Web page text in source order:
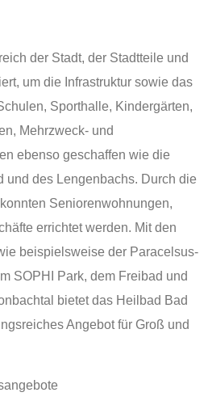
der Stadt, der Stadtteile und
um die Infrastruktur sowie das
Sporthalle, Kindergärten,
Mehrzweck- und
ebenso geschaffen wie die
und des Lengenbachs. Durch die
Seniorenwohnungen,
errichtet werden. Mit den
beispielsweise der Paracelsus-
SOPHI Park, dem Freibad und
bietet das Heilbad Bad
Angebot für Groß und